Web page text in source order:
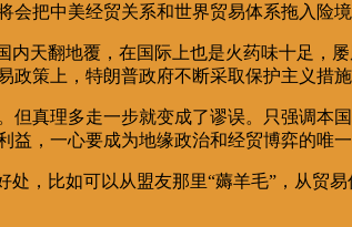
把中美经贸关系和世界贸易体系拖入险
天翻地覆，在国际上也是火药味十足，
策上，特朗普政府不断采取保护主义措
真理多走一步就变成了谬误。只强调本
，一心要成为地缘政治和经贸博弈的唯
，比如可以从盟友那里“薅羊毛”，从贸